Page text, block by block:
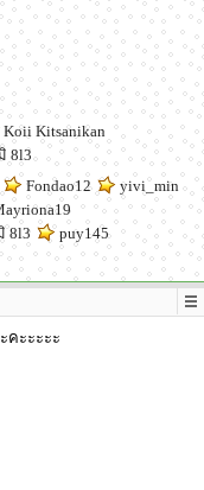
Koii Kitsanikan
8l3
Fondao12
yivi_min
8l3
puy145
คะะะะะ